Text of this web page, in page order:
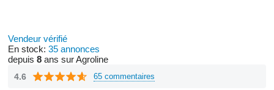
Vendeur vérifié
En stock: 35 annonces
depuis 8 ans sur Agroline
4.6 65 commentaires